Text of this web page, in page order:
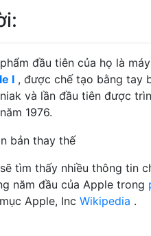
đầu tiên của họ là
I , được chế tạo bằng tay
và lần đầu tiên được
1976.
tìm thấy nhiều thông tin
năm đầu của Apple trong
Apple, Inc Wikipedia .